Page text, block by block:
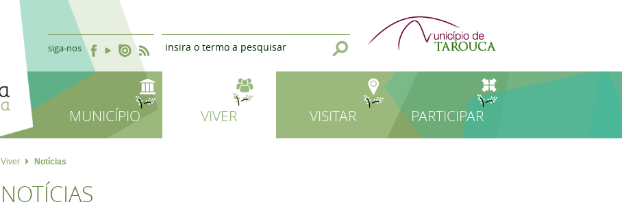
siga-nos
MUNICÍPIO VIVER VISITAR PARTICIPAR
Viver Notícias
NOTÍCIAS